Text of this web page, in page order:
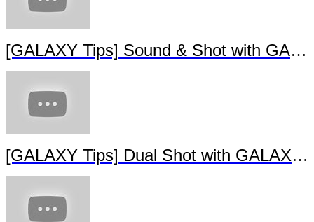
[GALAXY Tips] Sound & Shot with GALAXY S4
[GALAXY Tips] Dual Shot with GALAXY S4